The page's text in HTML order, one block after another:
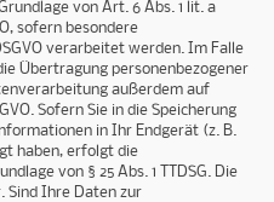
von Art. 6 Abs. 1 lit. a
sofern besondere
verarbeitet werden. Im Falle
Übertragung personenbezogener
außerdem auf
Sofern Sie in die Speicherung
in Ihr Endgerät (z. B.
haben, erfolgt die
von § 25 Abs. 1 TTDSG. Die
Sind Ihre Daten zur